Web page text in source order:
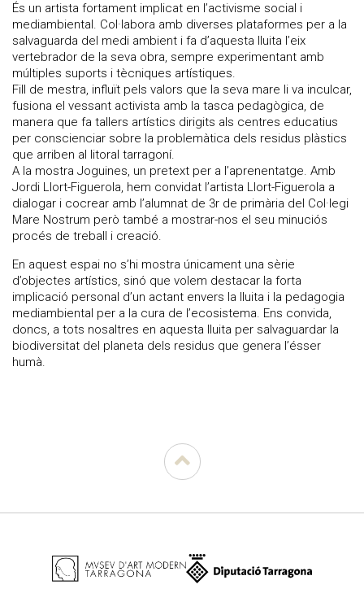
És un artista fortament implicat en l’activisme social i
mediambiental. Col·labora amb diverses plataformes per a la
salvaguarda del medi ambient i fa d’aquesta lluita l’eix
vertebrador de la seva obra, sempre experimentant amb
múltiples suports i tècniques artístiques.
Fill de mestra, influït pels valors que la seva mare li va inculcar,
fusiona el vessant activista amb la tasca pedagògica, de
manera que fa tallers artístics dirigits als centres educatius
per conscienciar sobre la problemàtica dels residus plàstics
que arriben al litoral tarragoní.
A la mostra Joguines, un pretext per a l’aprenentatge. Amb
Jordi Llort-Figuerola, hem convidat l’artista Llort-Figuerola a
dialogar i cocrear amb l’alumnat de 3r de primària del Col·legi
Mare Nostrum però també a mostrar-nos el seu minuciós
procés de treball i creació.
En aquest espai no s’hi mostra únicament una sèrie
d’objectes artístics, sinó que volem destacar la forta
implicació personal d’un actant envers la lluita i la pedagogia
mediambiental per a la cura de l’ecosistema. Ens convida,
doncs, a tots nosaltres en aquesta lluita per salvaguardar la
biodiversitat del planeta dels residus que genera l’ésser
humà.